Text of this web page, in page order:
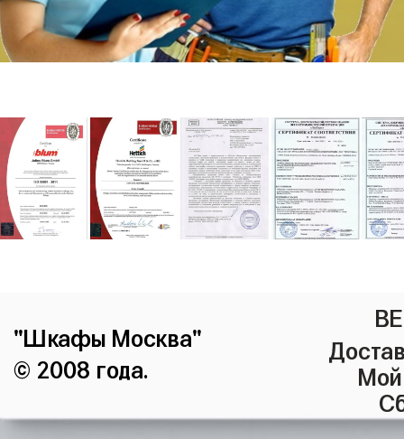
"Шкафы Москва"
© 2008 года.